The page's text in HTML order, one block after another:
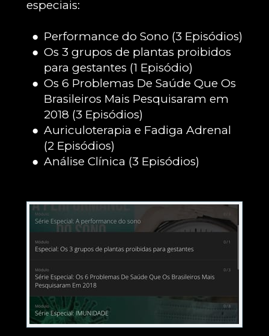
especiais:
Performance do Sono (3 Episódios)
Os 3 grupos de plantas proibidos
para gestantes (1 Episódio)
Os 6 Problemas De Saúde Que Os
Brasileiros Mais Pesquisaram em
2018 (3 Episódios)
Auriculoterapia e Fadiga Adrenal
(2 Episódios)
Análise Clínica (3 Episódios)